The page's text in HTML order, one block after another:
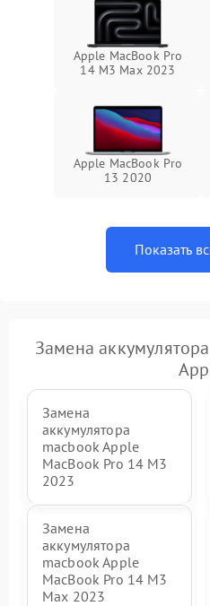
Apple MacBook Pro
14 M3 Max 2023
Apple MacBook Pro
13 2020
Показать
Замена
Замена
аккумулятора
macbook Apple
MacBook Pro 14 M3
2023
Замена
аккумулятора
macbook Apple
MacBook Pro 14 M3
Max 2023